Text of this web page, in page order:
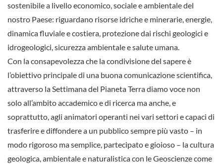
sostenibile a livello economico, sociale e ambientale del
nostro Paese: riguardano risorse idriche e minerarie, energie,
dinamica fluviale e costiera, protezione dai rischi geologici e
idrogeologici, sicurezza ambientale e salute umana.
Con la consapevolezza che la condivisione del sapere è
l’obiettivo principale di una buona comunicazione scientifica,
attraverso la Settimana del Pianeta Terra diamo voce non
solo all’ambito accademico e di ricerca ma anche, e
soprattutto, agli animatori operanti nei vari settori e capaci di
trasferire e diffondere a un pubblico sempre più vasto – in
modo rigoroso ma semplice, partecipato e gioioso – la cultura
geologica, ambientale e naturalistica con le Geoscienze come